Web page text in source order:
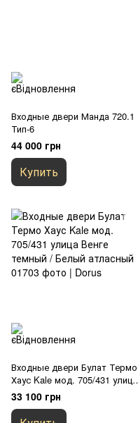
Входные двери Манда 720.1
Тип-6
44 000 грн
Купить
Входные двери Булат Термо
Хаус Kale мод. 705/431 улица
Венге темный / Белый
атласный
33 100 грн